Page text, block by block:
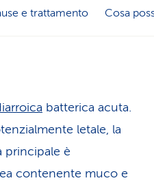
e trattamento Cosa
batterica acuta.
letale, la
principale è
contenente muco e